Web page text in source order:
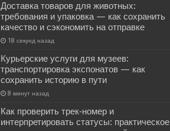
Доставка товаров для животных:
требования и упаковка — как сохранить
качество и сэкономить на отправке
18 секунд назад
Курьерские услуги для музеев:
транспортировка экспонатов — как
сохранить историю в пути
8 минут назад
Как проверить трек‑номер и
интерпретировать статусы: практическое